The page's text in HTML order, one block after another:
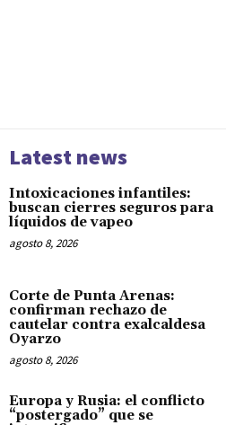
Latest news
Intoxicaciones infantiles:
buscan cierres seguros para
líquidos de vapeo
agosto 8, 2026
Corte de Punta Arenas:
confirman rechazo de
cautelar contra exalcaldesa
Oyarzo
agosto 8, 2026
Europa y Rusia: el conflicto
“postergado” que se